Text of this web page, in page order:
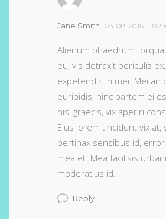
Jane Smith 04.08.2016 11:02
Alienum phaedrum
eu, vis detraxit periculis
expetendis in mei. Mei an
euripidis, hinc partem ei
nisl graecis, vix aperiri
Eius lorem tincidunt vix at,
pertinax sensibus id,
mea et. Mea facilisis
moderatius id.
Reply